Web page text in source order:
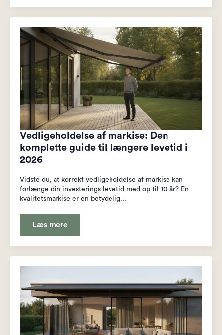
Vedligeholdelse af markise: Den
komplette guide til længere levetid i
2026
Vidste du, at korrekt vedligeholdelse af markise kan
forlænge din investerings levetid med op til 10 år? En
kvalitetsmarkise er en betydelig...
Læs mere